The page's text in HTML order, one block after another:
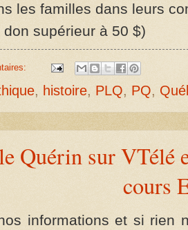
les familles dans leurs
don supérieur à 50 $)
, histoire, PLQ, PQ,
Quérin sur VTélé
cours
informations et si rien